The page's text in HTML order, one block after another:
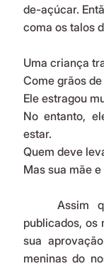
de-açúcar.
coma os talos
Uma criança
Come grãos
Ele estragou
No entanto,
estar.
Quem deve
Mas sua mãe
publicados, os
sua
meninas do